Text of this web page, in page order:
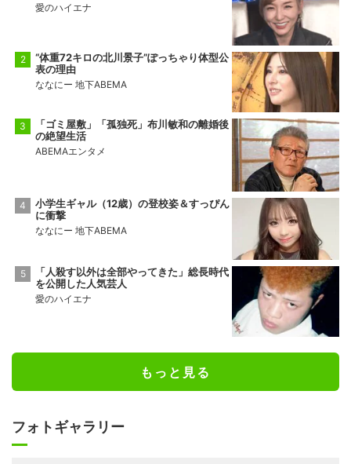
愛のハイエナ
“体重72キロの北川景子”ぽっちゃり体型公
表の理由
ななにー 地下ABEMA
「ゴミ屋敷」「孤独死」布川敏和の離婚後
の絶望生活
ABEMAエンタメ
小学生ギャル（12歳）の登校姿＆すっぴん
に衝撃
ななにー 地下ABEMA
「人殺す以外は全部やってきた」総長時代
を公開した人気芸人
愛のハイエナ
もっと見る
フォトギャラリー